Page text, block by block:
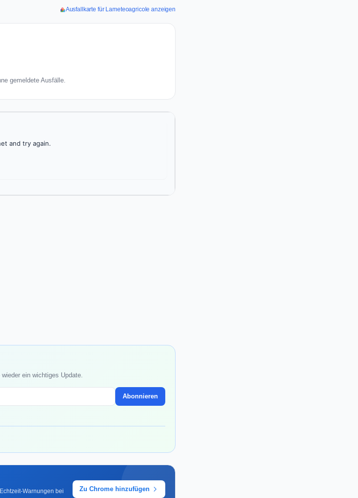
Ausfallkarte für Lameteoagricole anzeigen
gemeldete Ausfälle.
and try again.
ein wichtiges Update.
Abonnieren
Warnungen bei
Zu Chrome hinzufügen